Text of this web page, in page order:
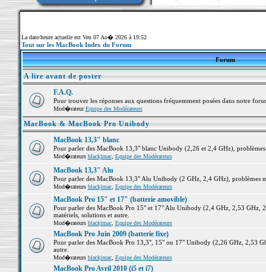
La date/heure actuelle est Ven 07 Ao� 2026 à 19:52
Tout sur les MacBook Index du Forum
Forum
A lire avant de poster
F.A.Q.
Pour trouver les réponses aux questions fréquemment posées dans notre
Mod�rateurEquipe des Modérateurs
MacBook & MacBook Pro Unibody
MacBook 13,3" blanc
Pour parler des MacBook 13,3" blanc Unibody (2,26 et 2,4 GHz),
Mod�rateurs blackjmac, Equipe des Modérateurs
MacBook 13,3" Alu
Pour parler des MacBook 13,3" Alu Unibody (2 GHz, 2,4 GHz), problèmes
Mod�rateurs blackjmac, Equipe des Modérateurs
MacBook Pro 15" et 17" (batterie amovible)
Pour parler des MacBook Pro 15" et 17" Alu Unibody (2,4 GHz, 2,53 GHz,
matériels, solutions et autre.
Mod�rateurs blackjmac, Equipe des Modérateurs
MacBook Pro Juin 2009 (batterie fixe)
Pour parler des MacBook Pro 13,3", 15" ou 17" Unibody (2,26 GHz, 2,53
autre.
Mod�rateurs blackjmac, Equipe des Modérateurs
MacBook Pro Avril 2010 (i5 et i7)